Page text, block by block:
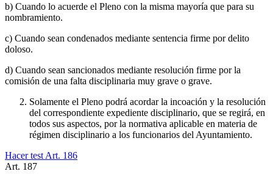
b) Cuando lo acuerde el Pleno con la misma mayoría que para su
nombramiento.
c) Cuando sean condenados mediante sentencia firme por delito
doloso.
d) Cuando sean sancionados mediante resolución firme por la
comisión de una falta disciplinaria muy grave o grave.
Solamente el Pleno podrá acordar la incoación y la resolución
del correspondiente expediente disciplinario, que se regirá, en
todos sus aspectos, por la normativa aplicable en materia de
régimen disciplinario a los funcionarios del Ayuntamiento.
Hacer test Art. 186
Art. 187